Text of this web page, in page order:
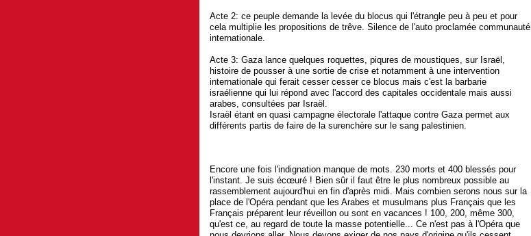
Acte 2: ce peuple demande la levée du blocus qui l'étrangle peu à peu et pour
cela multiplie les propositions de trêve. Silence de l'auto proclamée communauté
internationale.
Acte 3: Gaza lance quelques roquettes, piqures de moustiques, sur Israël,
histoire de pousser à une sortie de crise et notamment à une intervention
internationale qui ferait cesser cesser ce blocus mais c'est la barbarie
israélienne qui lui répond avec l'accord des capitales occidentale mais aussi
arabes, consultées par Israël.
Israël étant en quasi campagne électorale l'attaque contre Gaza permet aux
différents partis de faire de la surenchère sur le sang palestinien.
Encore une fois l'indignation manque de mots. 230 morts et 400 blessés pour
l'instant. Je suis écœuré ! Bien sûr il faut être le plus nombreux possible au
rassemblement aujourd'hui en fin d'après midi. Mais combien serons nous sur la
place de l'Opéra pendant que les Arabes et musulmans plus Français que les
Français préparent leur réveillon ou sont en vacances ! 100, 200, même 300,
qu'est ce, au regard de toute la masse potentielle... Ce n'est pas à l'Opéra que